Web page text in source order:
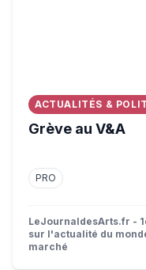
ACTUALITÉS &
Grève au V&A
PRO
LeJournaldesArts.fr -
sur l'actualité du
marché